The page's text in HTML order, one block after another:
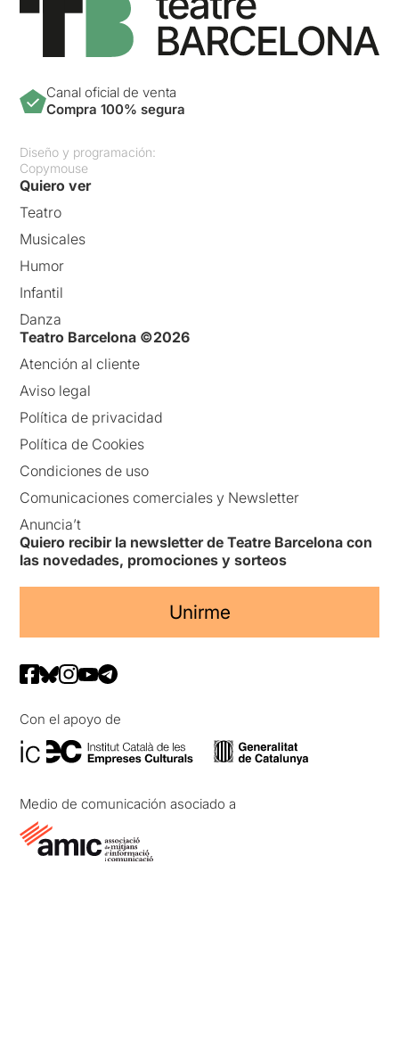
Canal oficial de venta
Compra 100% segura
Diseño y programación:
Copymouse
Quiero ver
Teatro
Musicales
Humor
Infantil
Danza
Teatro Barcelona ©2026
Atención al cliente
Aviso legal
Política de privacidad
Política de Cookies
Condiciones de uso
Comunicaciones comerciales y Newsletter
Anuncia’t
Quiero recibir la newsletter de Teatre Barcelona con
las novedades, promociones y sorteos
Unirme
Con el apoyo de
Medio de comunicación asociado a